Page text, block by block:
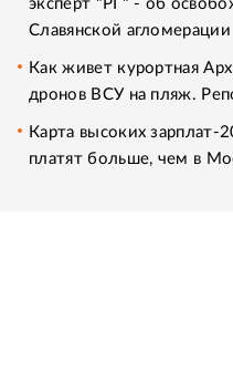
эксперт "РГ" - об
Славянской агломерации
Как живет курортная
дронов ВСУ на пляж.
Карта высоких зарплат-
платят больше, чем в